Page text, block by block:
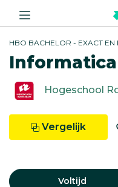
HBO BACHELOR - EXACT EN
Informatica
Hogeschool
Vergelijk
Voltijd